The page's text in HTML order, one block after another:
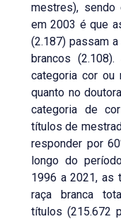
mestres), sendo
em 2003 é que
(2.187) passam
brancos
categoria cor ou
quanto no
categoria de
títulos de
responder por
longo do
1996 a 2021, as
raça branca
títulos (215.672